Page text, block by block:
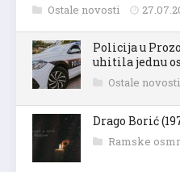
Ostale novosti
Policija u
uhitila jednu
Ostale novosti
Drago Borić
Ramske